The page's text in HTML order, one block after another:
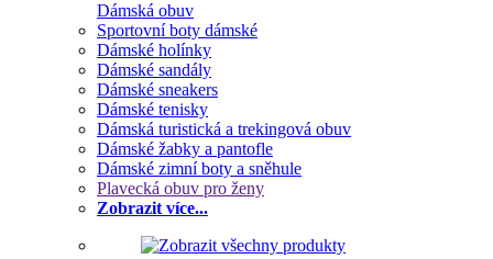
Dámská obuv
Sportovní boty dámské
Dámské holínky
Dámské sandály
Dámské sneakers
Dámské tenisky
Dámská turistická a trekingová obuv
Dámské žabky a pantofle
Dámské zimní boty a sněhule
Plavecká obuv pro ženy
Zobrazit více...